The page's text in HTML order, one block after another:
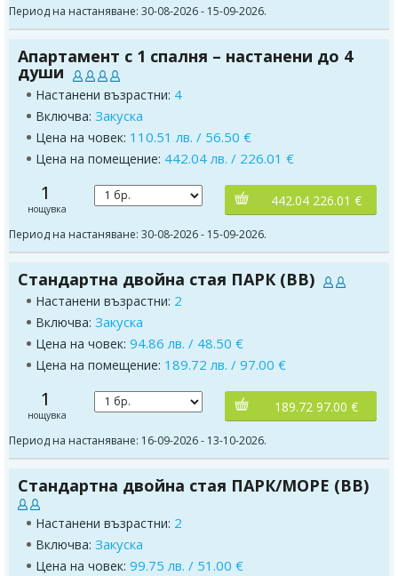
Период на настаняване: 30-08-2026 - 15-09-2026.
Апартамент с 1 спалня – настанени до 4
души
Настанени възрастни: 4
Включва: Закуска
Цена на човек: 110.51 лв. / 56.50 €
Цена на помещение: 442.04 лв. / 226.01 €
1
нощувка
442.04 226.01 €
Период на настаняване: 30-08-2026 - 15-09-2026.
Стандартна двойна стая ПАРК (BB)
Настанени възрастни: 2
Включва: Закуска
Цена на човек: 94.86 лв. / 48.50 €
Цена на помещение: 189.72 лв. / 97.00 €
1
нощувка
189.72 97.00 €
Период на настаняване: 16-09-2026 - 13-10-2026.
Стандартна двойна стая ПАРК/МОРЕ (BB)
Настанени възрастни: 2
Включва: Закуска
Цена на човек: 99.75 лв. / 51.00 €